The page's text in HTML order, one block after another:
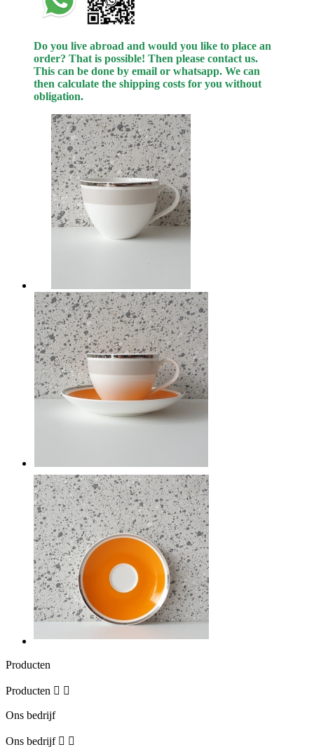
Do you live abroad and would you like to place an
order? That is possible! Then please contact us.
This can be done by email or whatsapp. We can
then calculate the shipping costs for you without
obligation.
Producten
Producten  
Ons bedrijf
Ons bedrijf  